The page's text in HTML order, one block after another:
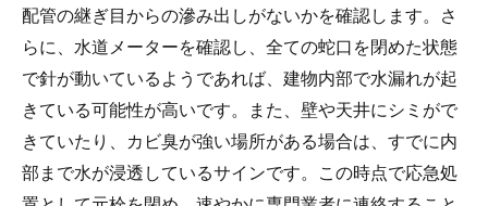
配管の継ぎ目からの滲み出しがないかを確認します。さ
らに、水道メーターを確認し、全ての蛇口を閉めた状態
で針が動いているようであれば、建物内部で水漏れが起
きている可能性が高いです。また、壁や天井にシミがで
きていたり、カビ臭が強い場所がある場合は、すでに内
部まで水が浸透しているサインです。この時点で応急処